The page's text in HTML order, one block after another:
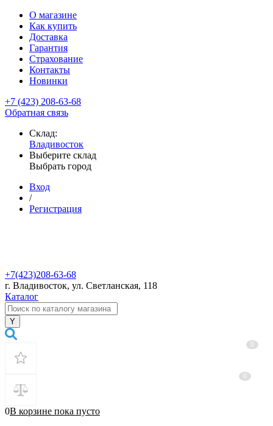
О магазине
Как купить
Доставка
Гарантия
Страхование
Контакты
Новинки
+7 (423) 208-63-68
Обратная связь
Склад:
Владивосток
Выберите склад
Выбрать город
Вход
/
Регистрация
+7(423)208-63-68
г. Владивосток, ул. Светланская, 118
Каталог
0В корзине пока пусто